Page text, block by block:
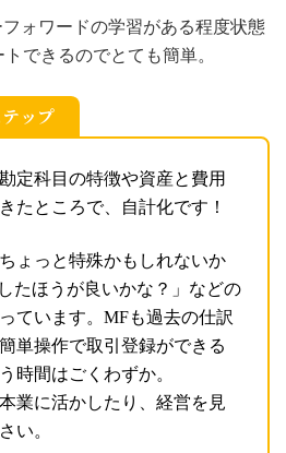
ォワードの学習がある程度状態
できるのでとても簡単。
ップ
定科目の特徴や資産と費用
たところで、自計化です！
ょっと特殊かもしれないか
たほうが良いかな？」などの
ています。MFも過去の仕訳
単操作で取引登録ができる
時間はごくわずか。
業に活かしたり、経営を見
い。